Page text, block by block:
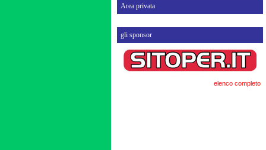
Area privata
gli sponsor
elenco completo